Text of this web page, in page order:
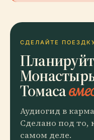
СДЕЛАЙТЕ
Томаса
Аудиогид в
Сделано под то,
самом деле.